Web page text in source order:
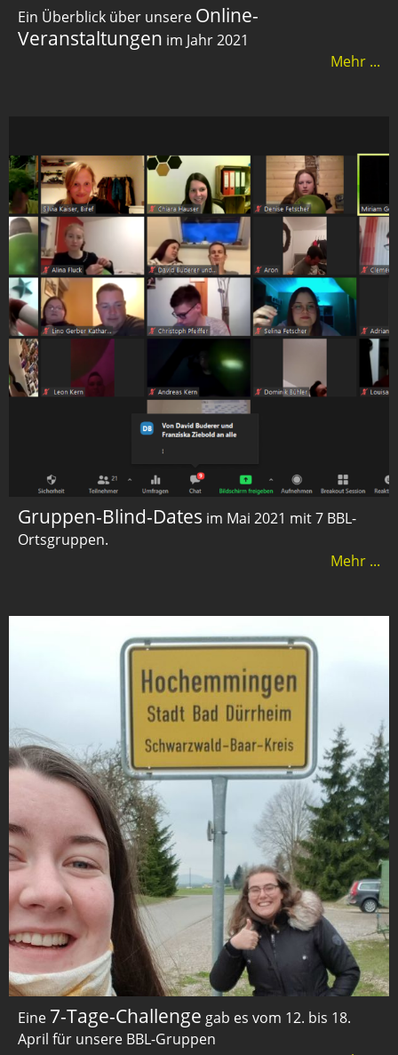
Ein Überblick über unsere Online-
Veranstaltungen im Jahr 2021
Mehr ...
Gruppen-Blind-Dates im Mai 2021 mit 7 BBL-
Ortsgruppen.
Mehr ...
Eine 7-Tage-Challenge gab es vom 12. bis 18.
April für unsere BBL-Gruppen